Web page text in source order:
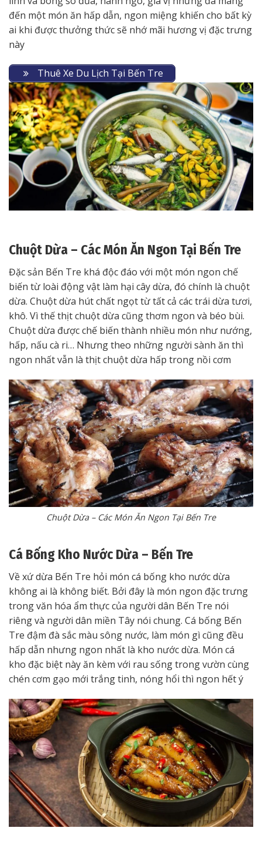
đến một món ăn hấp dẫn, ngon miệng khiến cho bất kỳ
ai khi được thưởng thức sẽ nhớ mãi hương vị đặc trưng
này
Thuê Xe Du Lịch Tại Bến Tre
Chuột Dừa – Các Món Ăn Ngon Tại Bến Tre
Đặc sản Bến Tre khá độc đáo với một món ngon chế
biến từ loài động vật làm hại cây dừa, đó chính là chuột
dừa. Chuột dừa hút chất ngọt từ tất cả các trái dừa tươi,
khô. Vì thế thịt chuột dừa cũng thơm ngon và béo bùi.
Chuột dừa được chế biến thành nhiều món như nướng,
hấp, nấu cà ri… Nhưng theo những người sành ăn thì
ngon nhất vẫn là thịt chuột dừa hấp trong nồi cơm
Chuột Dừa – Các Món Ăn Ngon Tại Bến Tre
Cá Bống Kho Nước Dừa – Bến Tre
Về xứ dừa Bến Tre hỏi món cá bống kho nước dừa
không ai là không biết. Bởi đây là món ngon đặc trưng
trong văn hóa ẩm thực của người dân Bến Tre nói
riêng và người dân miền Tây nói chung. Cá bống Bến
Tre đậm đà sắc màu sông nước, làm món gì cũng đều
hấp dẫn nhưng ngon nhất là kho nước dừa. Món cá
kho đặc biệt này ăn kèm với rau sống trong vườn cùng
chén cơm gạo mới trắng tinh, nóng hổi thì ngon hết ý